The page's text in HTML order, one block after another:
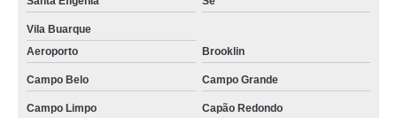
Vila Buarque
Aeroporto
Brooklin
Campo Belo Campo Grande
Campo Limpo Capão Redondo